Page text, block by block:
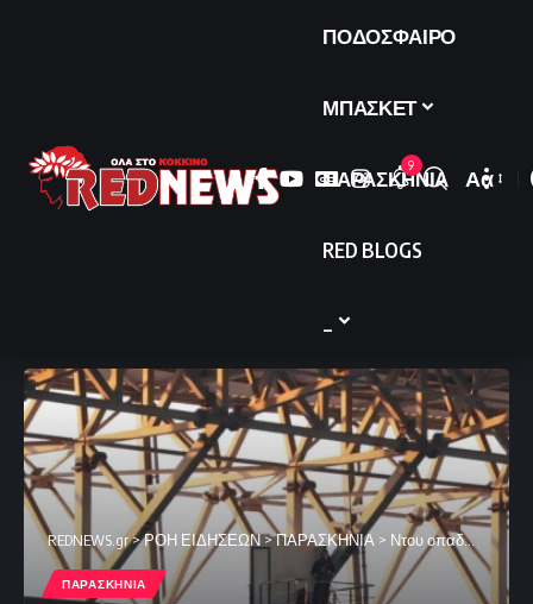
ΠΟΔΟΣΦΑΙΡΟ
ΜΠΑΣΚΕΤ
ΠΑΡΑΣΚΗΝΙΑ
RED BLOGS
9
Font
Αα
REDNEWS.gr>ΡΟΗ ΕΙΔΗΣΕΩΝ>ΠΑΡΑΣΚΗΝΙΑ > Ντου οπαδών του ΠΑΟΚ στα δημοσιογραφικά
ΠΑΡΑΣΚΗΝΙΑ